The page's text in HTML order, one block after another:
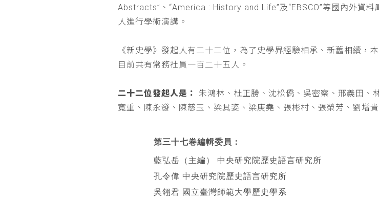
Abstracts”、“America : History and Life”及“EBSCO”等國內外資
人進行學術演講。
《新史學》發起人有二十二位，為了史學界經驗相承、新舊相續，
目前共有常務社員一百二十五人。
二十二位發起人是：
朱鴻林、杜正勝、沈松僑、吳密察、邢義田、
寬重、陳永發、陳慈玉、梁其姿、梁庚堯、張彬村、張榮芳、劉增
第三十七卷編輯委員：
藍弘岳（主編） 中央研究院歷史語言研究所
孔令偉 中央研究院歷史語言研究所
吳翎君 國立臺灣師範大學歷史學系